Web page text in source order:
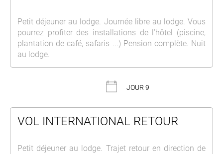
Petit déjeuner au lodge. Journée libre au lodge. Vous
pourrez profiter des installations de l’hôtel (piscine,
plantation de café, safaris ...) Pension complète. Nuit
au lodge.
JOUR 9
VOL INTERNATIONAL RETOUR
Petit déjeuner au lodge. Trajet retour en direction de